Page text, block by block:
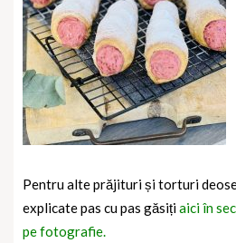
Pentru alte prăjituri și torturi
explicate pas cu pas găsițiaici în
pe fotografie.